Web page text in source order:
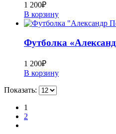
1 200₽
В корзину
Футболка
1 200₽
В корзину
Показать:
1
2